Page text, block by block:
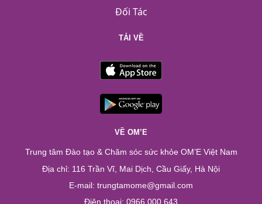
Đối Tác
TẢI VỀ
VỀ OM’E
Trung tâm Đào tạo & Chăm sóc sức khỏe OM’E Việt Nam
Địa chỉ: 116 Trần Vĩ, Mai Dịch, Cầu Giấy, Hà Nội
E-mail: trungtamome@gmail.com
Điện thoại: 0966.000.643